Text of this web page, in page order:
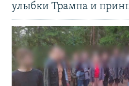
улыбки Трампа и